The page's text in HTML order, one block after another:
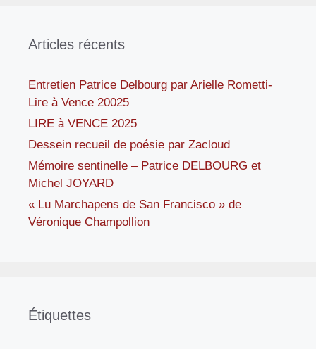
Articles récents
Entretien Patrice Delbourg par Arielle Rometti-
Lire à Vence 20025
LIRE à VENCE 2025
Dessein recueil de poésie par Zacloud
Mémoire sentinelle – Patrice DELBOURG et
Michel JOYARD
« Lu Marchapens de San Francisco » de
Véronique Champollion
Étiquettes